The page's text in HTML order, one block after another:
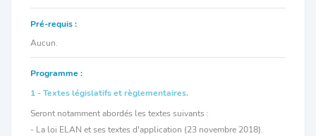
Pré-requis :
Aucun.
Programme :
1 - Textes législatifs et règlementaires.
Seront notamment abordés les textes suivants :
- La loi ELAN et ses textes d'application (23 novembre 2018).